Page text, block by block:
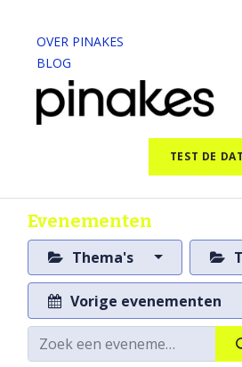
OVER PINAKES
BLOG
TEST DE
Evenementen
Thema's
Vorige evenementen